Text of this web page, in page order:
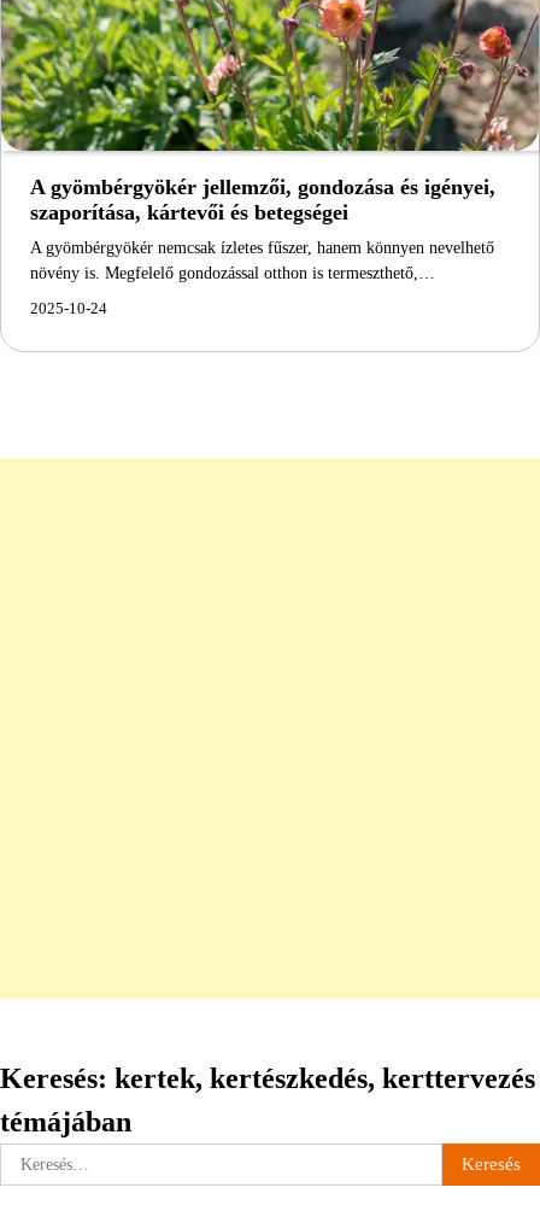
A gyömbérgyökér jellemzői, gondozása és igényei,
szaporítása, kártevői és betegségei
A gyömbérgyökér nemcsak ízletes fűszer, hanem könnyen nevelhető
növény is. Megfelelő gondozással otthon is termeszthető,…
2025-10-24
Keresés: kertek, kertészkedés, kerttervezés
témájában
Keresés: